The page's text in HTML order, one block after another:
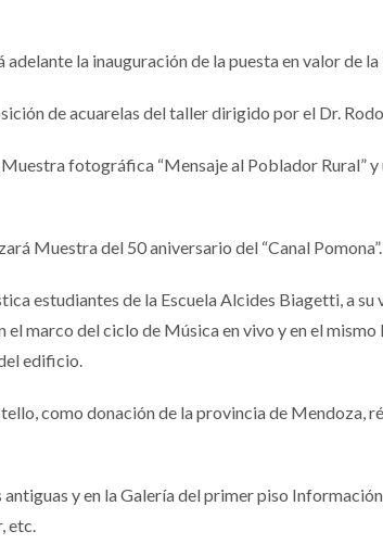
la inauguración de la puesta en valor de la
de acuarelas del taller dirigido por el Dr.
fotográfica “Mensaje al Poblador Rural” y
Muestra del 50 aniversario del “Canal Pomona”.
estudiantes de la Escuela Alcides Biagetti, a su
marco del ciclo de Música en vivo y en el
edificio.
como donación de la provincia de Mendoza,
y en la Galería del primer piso
etc.